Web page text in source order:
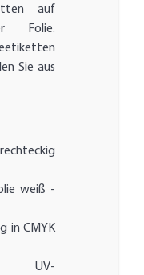
auf
Folie.
Sie aus
rechteckig
weiß -
in CMYK